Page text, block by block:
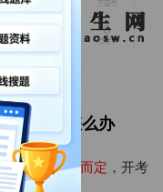
体时间
迟到了怎么办
试迟到时长而定 ，开考